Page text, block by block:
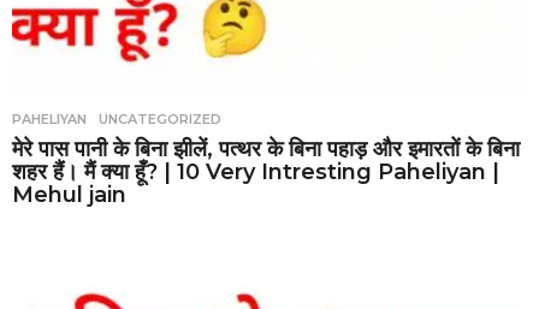
PAHELIYAN ,UNCATEGORIZED
मेरे पास पानी के बिना झीलें, पत्थर के बिना पहाड़ और इमारतों के बिना
शहर हैं। मैं क्या हूँ? | 10 Very Intresting Paheliyan |
Mehul jain